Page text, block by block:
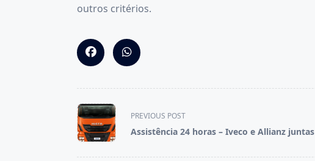
outros critérios.
<span
class="nav-
subtitle
screen-
PREVIOUS POST
Assistência 24 horas – Iveco e Allianz juntas